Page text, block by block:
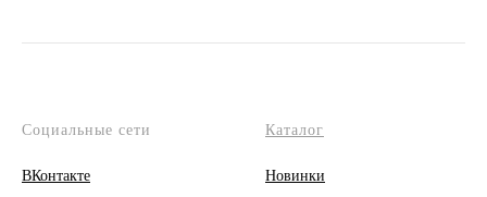
Социальные сети
ВКонтакте
Каталог
Новинки